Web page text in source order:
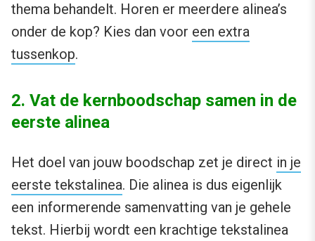
thema behandelt. Horen er meerdere alinea’s
onder de kop? Kies dan voor een extra
tussenkop.
2. Vat de kernboodschap samen in de
eerste alinea
Het doel van jouw boodschap zet je direct in je
eerste tekstalinea. Die alinea is dus eigenlijk
een informerende samenvatting van je gehele
tekst. Hierbij wordt een krachtige tekstalinea